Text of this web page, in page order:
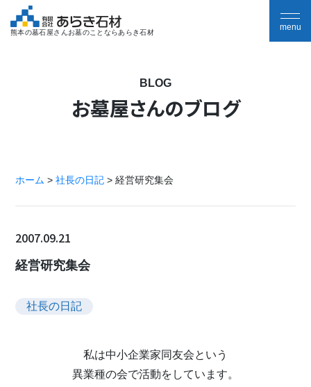
熊本の墓石屋さんお墓のことならあらき石材
BLOG
お墓屋さんのブログ
ホーム >社長の日記 >経営研究集会
2007.09.21
経営研究集会
社長の日記
私は中小企業家同友会という
異業種の会で活動をしています。